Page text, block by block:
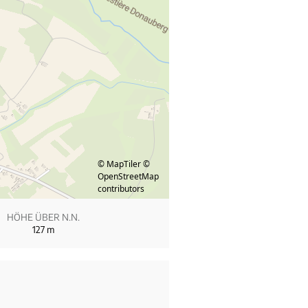
© MapTiler ©
OpenStreetMap
contributors
HÖHE ÜBER N.N.
127 m